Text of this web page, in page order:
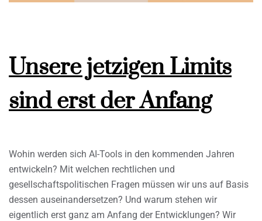
Unsere jetzigen Limits
sind erst der Anfang
Wohin werden sich AI-Tools in den kommenden Jahren
entwickeln? Mit welchen rechtlichen und
gesellschaftspolitischen Fragen müssen wir uns auf Basis
dessen auseinandersetzen? Und warum stehen wir
eigentlich erst ganz am Anfang der Entwicklungen? Wir